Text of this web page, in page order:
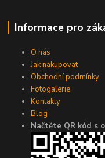
Informace pro
O nás
Jak nakupovat
Obchodní podmínky
Fotogalerie
Kontakty
Blog
Načtěte QR kód s